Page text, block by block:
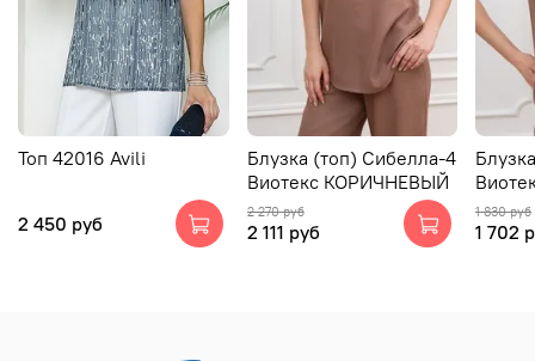
Топ 42016 Avili
2 450 руб
Блузка (топ) Сибелла-4
Виотекс КОРИЧНЕВЫЙ
2 270 руб
2 111 руб
1 830 руб
1 702